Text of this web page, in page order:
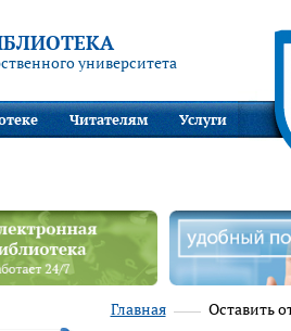
университета
Читателям Услуги
Главная Оставить